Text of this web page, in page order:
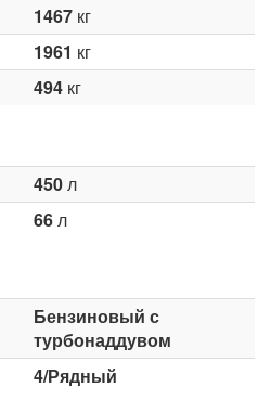
1467 кг
1961 кг
494 кг
450л
66л
Бензиновый с
турбонаддувом
4/Рядный